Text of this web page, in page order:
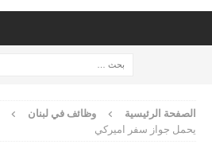
الصفحة الرئيسية وظائف في لبنان
يحمل جواز سفر اميركي